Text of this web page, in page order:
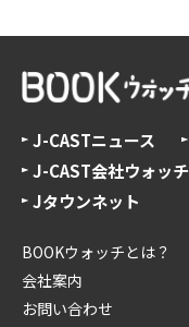
J-CASTニュース
J-CAST会社ウォッチ
Jタウンネット
BOOKウォッチとは？
会社案内
お問い合わせ